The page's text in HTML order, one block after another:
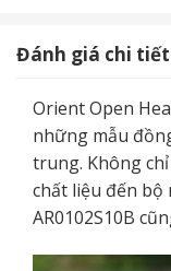
Đánh giá chi tiết
Orient Open
những mẫu
trung. Không
chất liệu đến bộ
AR0102S10B